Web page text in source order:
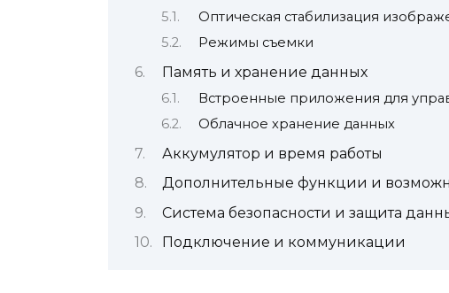
Оптическая стабилизация
Режимы съемки
Память и хранение данных
Встроенные приложения для
Облачное хранение данных
Аккумулятор и время работы
Дополнительные функции и
Система безопасности и защита
Подключение и коммуникации